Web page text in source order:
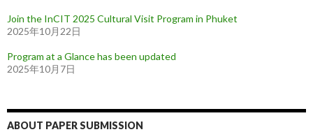
Join the InCIT 2025 Cultural Visit Program in Phuket
2025年10月22日
Program at a Glance has been updated
2025年10月7日
ABOUT PAPER SUBMISSION